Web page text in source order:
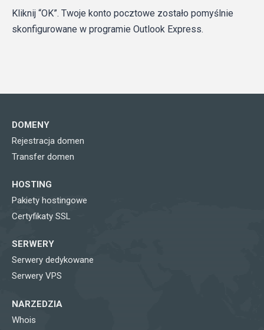
Kliknij “OK”. Twoje konto pocztowe zostało pomyślnie
skonfigurowane w programie Outlook Express.
DOMENY
Rejestracja domen
Transfer domen
HOSTING
Pakiety hostingowe
Certyfikaty SSL
SERWERY
Serwery dedykowane
Serwery VPS
NARZEDZIA
Whois